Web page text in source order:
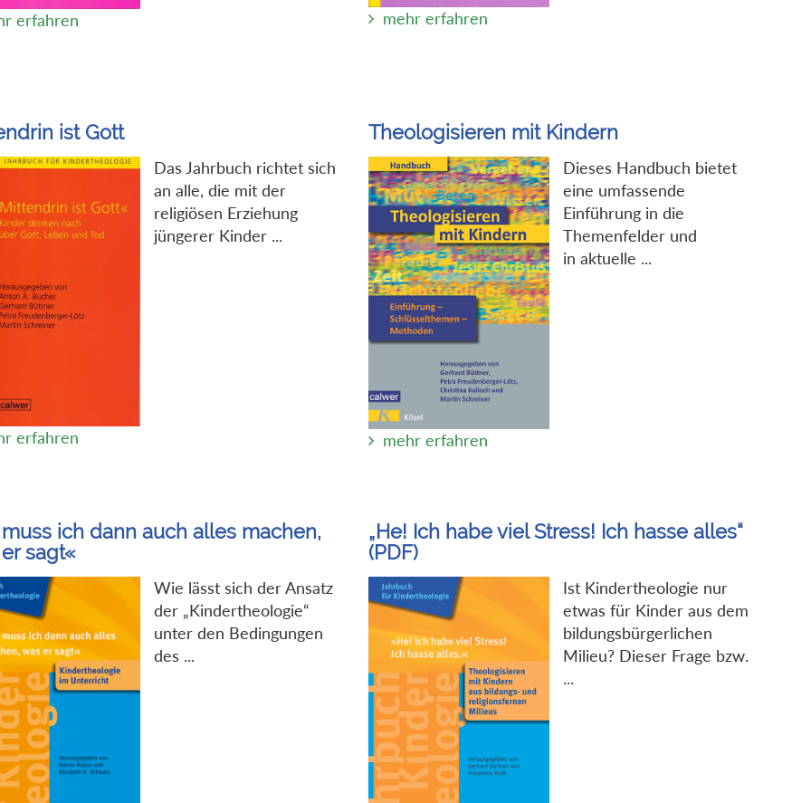
erfahren mehr erfahren
ist Gott
Das Jahrbuch richtet sich
an alle, die mit der
religiösen Erziehung
jüngerer Kinder ...
erfahren
Theologisieren mit Kindern
Dieses Handbuch bietet
eine umfassende
Einführung in die
Themenfelder und
in aktuelle ...
mehr erfahren
ich dann auch alles machen,
sagt«
Wie lässt sich der Ansatz
der „Kindertheologie“
unter den Bedingungen
des ...
„He! Ich habe viel Stress! Ich hasse alles“
(PDF)
Ist Kindertheologie nur
etwas für Kinder aus dem
bildungsbürgerlichen
Milieu? Dieser Frage bzw.
...